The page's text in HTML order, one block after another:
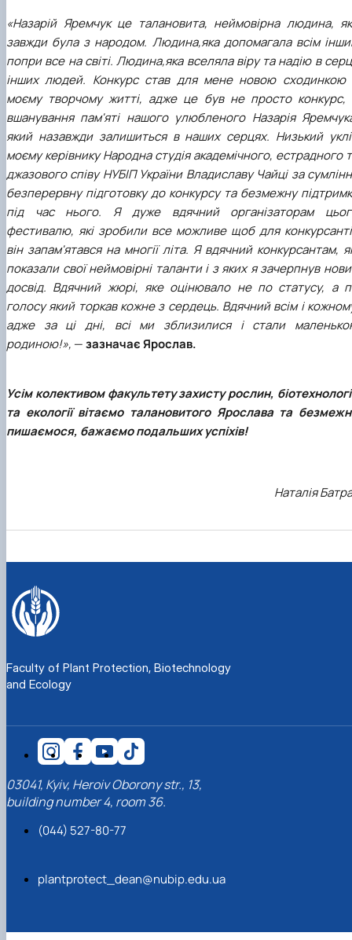
«Назарій Яремчук це талановита, неймовірна людина,
завжди була з народом. Людина,яка допомагала всім
попри все на світі. Людина,яка вселяла віру та надію в
інших людей. Конкурс став для мене новою сходинкою
моєму творчому житті, адже це був не просто конкурс,
вшанування пам'яті нашого улюбленого Назарія
який назавжди залишиться в наших серцях. Низький
моєму керівнику Народна студія академічного, естрадного
джазового співу НУБІП України Владиславу Чайці за
безперервну підготовку до конкурсу та безмежну
під час нього. Я дуже вдячний організаторам
фестивалю, які зробили все можливе щоб для
він запам'ятався на многії літа. Я вдячний конкурсантам,
показали свої неймовірні таланти і з яких я зачерпнув
досвід. Вдячний жюрі, яке оцінювало не по статусу, а
голосу який торкав кожне з сердець. Вдячний всім і
адже за ці дні, всі ми зблизилися і стали
родиною!», —зазначає Ярослав.
Усім колективом факультету захисту рослин,
та екології вітаємо талановитого Ярослава та
пишаємося, бажаємо подальших успіхів!
Наталія
Faculty of Plant Protection, Biotechnology
and Ecology
03041, Kyiv, Heroiv Oborony str., 13,
building number 4, room 36.
(044) 527-80-77
plantprotect_dean@nubip.edu.ua